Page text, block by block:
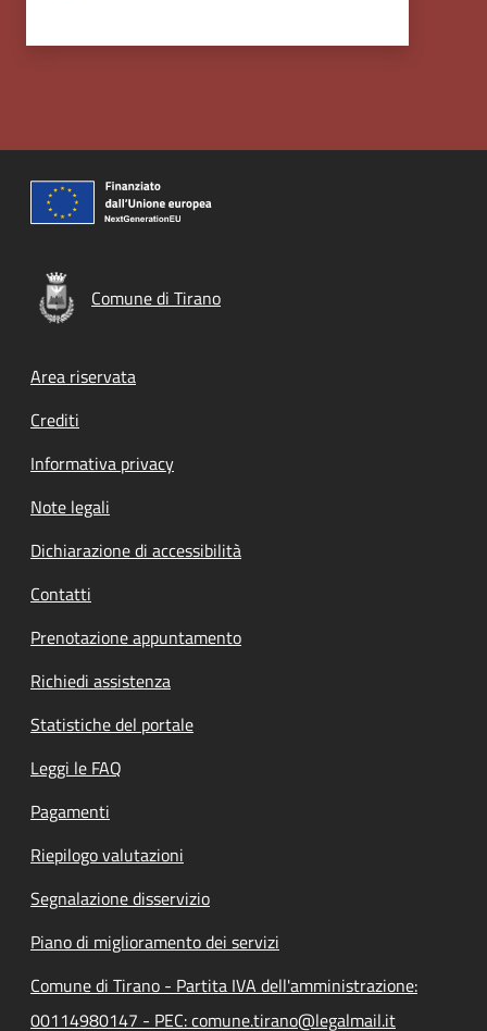
Comune di Tirano
Footer menu
Area riservata
Crediti
Informativa privacy
Note legali
Dichiarazione di accessibilità
Contatti
Prenotazione appuntamento
Richiedi assistenza
Statistiche del portale
Leggi le FAQ
Pagamenti
Riepilogo valutazioni
Segnalazione disservizio
Piano di miglioramento dei servizi
Comune di Tirano - Partita IVA dell'amministrazione:
00114980147 - PEC: comune.tirano@legalmail.it